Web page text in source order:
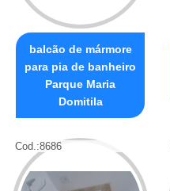
balcão de mármore
para pia de banheiro
Parque Maria
Domitila
Cod.:8686